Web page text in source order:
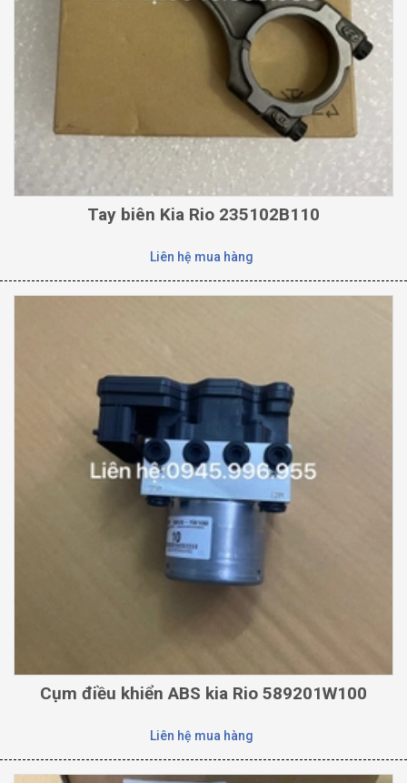
Tay biên Kia Rio 235102B110
Liên hệ mua hàng
Cụm điều khiển ABS kia Rio 589201W100
Liên hệ mua hàng